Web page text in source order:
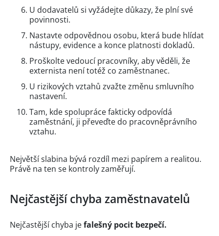
U dodavatelů si vyžádejte důkazy, že plní své
povinnosti.
Nastavte odpovědnou osobu, která bude hlídat
nástupy, evidence a konce platnosti dokladů.
Proškolte vedoucí pracovníky, aby věděli, že
externista není totéž co zaměstnanec.
U rizikových vztahů zvažte změnu smluvního
nastavení.
Tam, kde spolupráce fakticky odpovídá
zaměstnání, ji převeďte do pracovněprávního
vztahu.
Největší slabina bývá rozdíl mezi papírem a realitou.
Právě na ten se kontroly zaměřují.
Nejčastější chyba zaměstnavatelů
Nejčastější chyba jefalešný pocit bezpečí.